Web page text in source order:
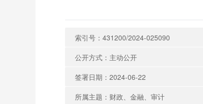
索引号：431200/2024-025090
公开方式：主动公开
签署日期：2024-06-22
所属主题：财政、金融、审计